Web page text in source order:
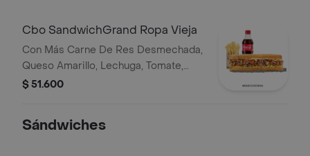
Cbo SandwichGrand Ropa Vieja
Con Más Carne De Res Desmechada,
Queso Amarillo, Lechuga, Tomate,
Pimentón, Apio, Mostaza, Salsa Bbq,
$ 51.600
Sándwiches